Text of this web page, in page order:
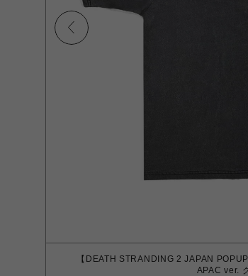
【DEATH STRANDING 2 JAPAN
APAC ver.